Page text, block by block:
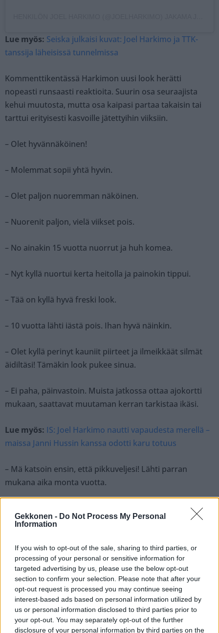
Gekkonen - Do Not Process My Personal
Information
If you wish to opt-out of the sale, sharing to third parties, or
processing of your personal or sensitive information for
targeted advertising by us, please use the below opt-out
section to confirm your selection. Please note that after your
opt-out request is processed you may continue seeing
interest-based ads based on personal information utilized by
us or personal information disclosed to third parties prior to
your opt-out. You may separately opt-out of the further
disclosure of your personal information by third parties on the
Lue myös: Seiska julkaisi kuvat: Joel Harkimo ja TTK-
tanssija läheisissä tunnelmissa
Kommenttikentässä Harkimon uusi look herätti
nopeasti runsaasti reaktioita. Suurin osa seuraajista
kehui muutosta, mutta osa kaipasi partaa takaisin tai
tarttui erityisesti kasvoille jätettyihin viiksiin.
– Olet hyvännäköinen!
– Molemmat sopii yhtä hyvin.
– Olet paljon nuoremman näköinen.
– Nuorenit paljon, vielä viikset pois.
– No ainakin 15 vuotta nuorrut ja huh komea.
– Nyt kyllä nuortui kerta heitolla ja painokin tippui.
– Tää on kyllä hyvä freski look.
– 10 vuotta lähti iästä pois. Ihan hyvä näinkin.
– Olet kyllä perinyt kauniit piirteet ja ilmeikkäät silmät
äidiltäsi! Tämäkin look pukee sinua.
– Ei paha, päinvastoin. Muista jatkossa ottaa ajokortti
mukaan, saattavat muutaman kerran tarkistaa ikäsi.
Lue myös: IS: Joel Harkimo nautti vapaudesta merellä –
maissa Janni Hussin kanssa odotti karu totuus
– Mä katsoin ensin, että pikkuveljesi! Lähti parran
mukana aika monta vuotta.
– Poke joutuu nyt tarkistaa henkkarit baarin ovella!
– Ei paha, päinvastoin. Muista jatkossa ottaa ajokortti
mukaan, saattavat muutaman kerran tarkistaa ikäsi.
– En tiedä, mutta näytät ihan pikkupojalta.